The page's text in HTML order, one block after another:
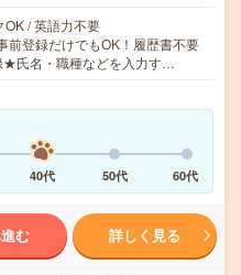
OK / 英語力不要
登録だけでもOK！履歴書不要
★氏名・職種などを入力す…
40代 50代 60代
む 詳しく見る